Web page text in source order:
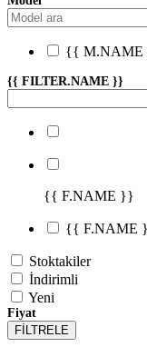
{{
{{ FILTER.NAME }}
{{ F.NAME }}
{{ F.NAME
Stoktakiler
İndirimli
Yeni
Fiyat
FİLTRELE